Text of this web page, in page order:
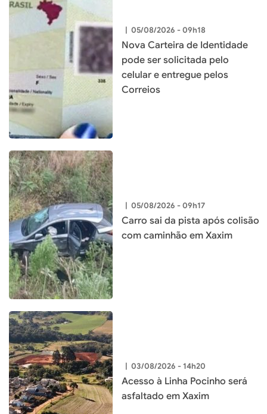
| 05/08/2026 - 09h18
Nova Carteira de Identidade
pode ser solicitada pelo
celular e entregue pelos
Correios
| 05/08/2026 - 09h17
Carro sai da pista após colisão
com caminhão em Xaxim
| 03/08/2026 - 14h20
Acesso à Linha Pocinho será
asfaltado em Xaxim